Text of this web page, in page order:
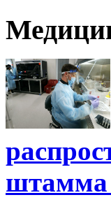
штамма